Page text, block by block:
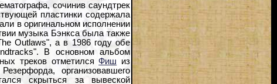
сочинив саундтрек
пластинки содержала
в оригинальном исполнении
музыка Бэнкса была также
Outlaws", а в 1986 году обе
В основном альбом
треков отметилсяФиш из
организовавшего
скрыться за вывеской